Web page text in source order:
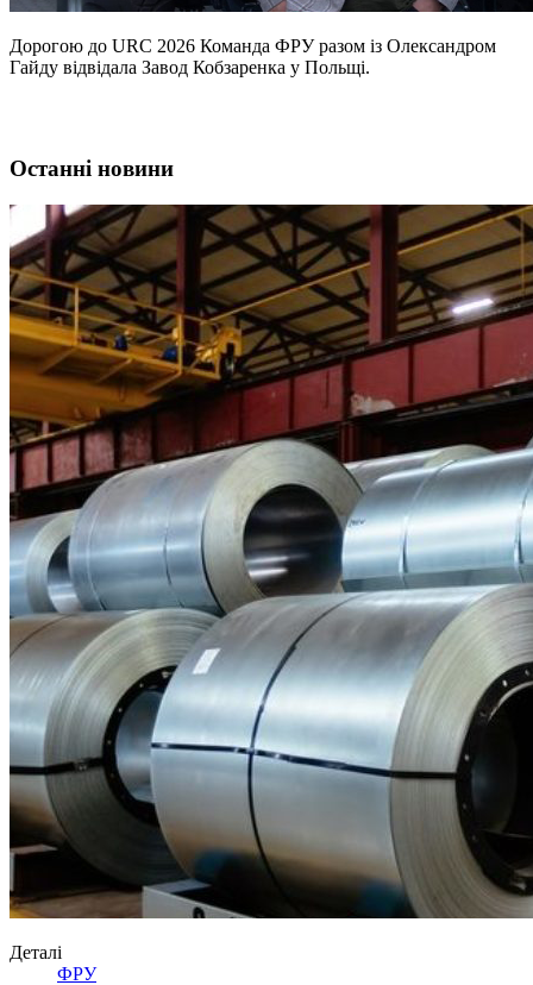
Дорогою до URC 2026 Команда ФРУ разом із Олександром
Гайду відвідала Завод Кобзаренка у Польщі.
Останні новини
Деталі
ФРУ